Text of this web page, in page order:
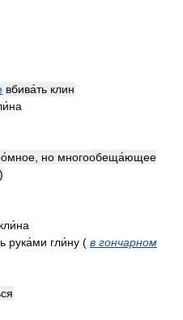
вбива́ть клин
но многообеща́ющее
)
рука́ми гли́ну ( в гончарном